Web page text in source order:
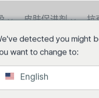
皮肤促进剂 抗
detected you might
want to change to:
English